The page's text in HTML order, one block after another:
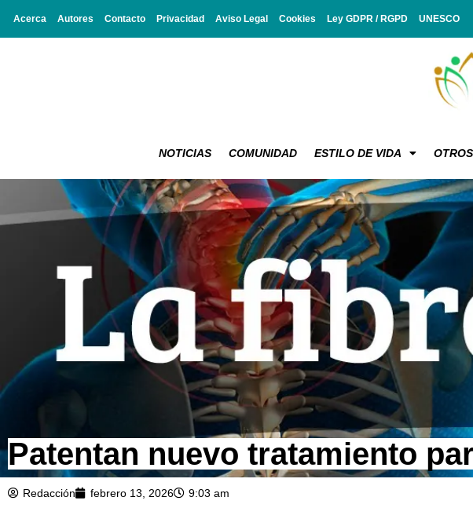
Acerca Autores Contacto Privacidad Aviso Legal Cookies Ley GDPR / RGPD UNESCO
NOTICIAS COMUNIDAD ESTILO DE VIDA OTROS
Patentan nuevo tratamiento
Redacción febrero 13, 2026 9:03 am